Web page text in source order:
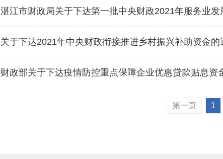
湛江市财政局关于下达第一批中央财政2021年服务业发
关于下达2021年中央财政衔接推进乡村振兴补助资金的
财政部关于下达疫情防控重点保障企业优惠贷款贴息资
第一页 1